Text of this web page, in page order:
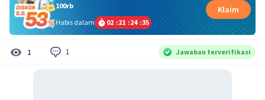
100rb
Habis dalam
02 :21 :24 :34
Klaim
1 1 Jawaban terverifikasi